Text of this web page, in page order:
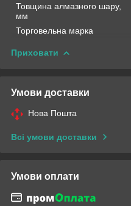
Товщина алмазного шару,
мм
Торговельна марка
Приховати
Умови доставки
Нова Пошта
Всі умови доставки
Умови оплати